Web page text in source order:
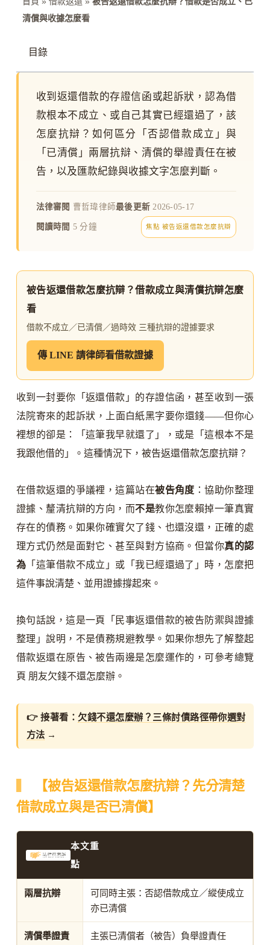
清償與收據怎麼看
目錄
收到返還借款的存證信函或起訴狀，認為借
款根本不成立、或自己其實已經還過了，該
怎麼抗辯？如何區分「否認借款成立」與
「已清償」兩層抗辯、清償的舉證責任在被
告，以及匯款紀錄與收據文字怎麼判斷。
法律審閱 曹哲瑋律師最後更新 2026-05-17
閱讀時間 5 分鐘 焦點 被告返還借款怎麼抗辯
被告返還借款怎麼抗辯？借款成立與清償抗辯怎麼
看
借款不成立／已清償／過時效 三種抗辯的證據要求
傳 LINE 請律師看借款證據
收到一封要你「返還借款」的存證信函，甚至收到一張
法院寄來的起訴狀，上面白紙黑字要你還錢——但你心
裡想的卻是：「這筆我早就還了」，或是「這根本不是
我跟他借的」。這種情況下，被告返還借款怎麼抗辯？
在借款返還的爭議裡，這篇站在被告角度 ：協助你整理
證據、釐清抗辯的方向，而不是教你怎麼賴掉一筆真實
存在的債務。如果你確實欠了錢、也還沒還，正確的處
理方式仍然是面對它、甚至與對方協商。但當你真的認
為 「這筆借款不成立」或「我已經還過了」時，怎麼把
這件事說清楚、並用證據撐起來。
換句話說，這是一頁「民事返還借款的被告防禦與證據
整理」說明，不是債務規避教學。如果你想先了解整起
借款返還在原告、被告兩邊是怎麼運作的，可參考總覽
頁 朋友欠錢不還怎麼辦。
👉 接著看： 欠錢不還怎麼辦？三條討債路徑帶你選對
方法→
【被告返還借款怎麼抗辯？先分清楚
借款成立與是否已清償】
本文重
點
兩層抗辯
可同時主張：否認借款成立／縱使成立
亦已清償
清償舉證責
主張已清償者（被告）負舉證責任